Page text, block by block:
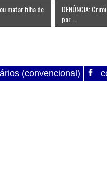
matar filha de
DENÚNCIA:
por ...
(convencional)